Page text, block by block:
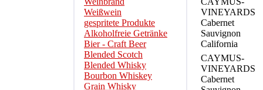
Weißwein
gespritete Produkte
Alkoholfreie Getränke
Bier - Craft Beer
Blended Scotch
Blended Whisky
Bourbon Whiskey
Grain Whisky
VINEYARDS
Cabernet
Sauvignon
California
CAYMUS-
VINEYARDS
Cabernet